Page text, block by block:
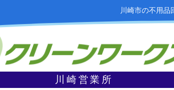
川崎市の不用品
川崎営業所